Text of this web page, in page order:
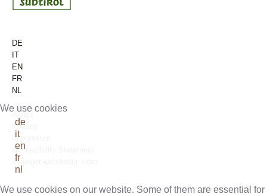
DE
IT
EN
FR
NL
AGB's
Privacy
Impressum
Accessibility Statement
© geiger-webdesign.com
Südtiroler Landhausdielen vGmbH
We use cookies
de
it
en
fr
nl
We use cookies on our website. Some of them are essential for